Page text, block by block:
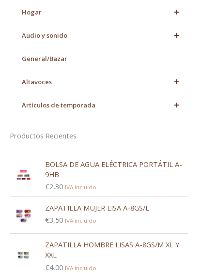
+
Hogar
+
Audio y sonido
General/Bazar
+
Altavoces
+
Artículos de temporada
Productos Recientes
BOLSA DE AGUA ELÉCTRICA PORTÁTIL A-
9HB
€2,30 IVA incluido
ZAPATILLA MUJER LISA A-8GS/L
€3,50 IVA incluido
ZAPATILLA HOMBRE LISAS A-8GS/M XL Y
XXL
€4,00 IVA incluido